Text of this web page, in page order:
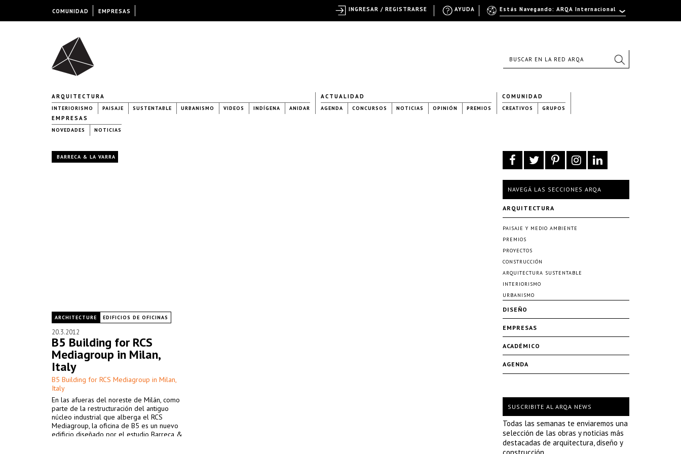
ARQUITECTURA
INTERIORISMO PAISAJE SUSTENTABLE URBANISMO VIDEOS INDÍGENA ANIDAR
ACTUALIDAD
AGENDA CONCURSOS NOTICIAS OPINIÓN PREMIOS
COMUNIDAD
CREATIVOS GRUPOS
EMPRESAS
NOVEDADES NOTICIAS
BARRECA & LA VARRA
ARCHITECTURE EDIFICIOS DE OFICINAS
20.3.2012
B5 Building for RCS
Mediagroup in Milan,
Italy
B5 Building for RCS Mediagroup in Milan,
Italy
En las afueras del noreste de Milán, como
parte de la restructuración del antiguo
núcleo industrial que alberga el RCS
Mediagroup, la oficina de B5 es un nuevo
edificio diseñado por el estudio Barreca &
NAVEGÁ LAS SECCIONES ARQA
ARQUITECTURA
PAISAJE Y MEDIO AMBIENTE
PREMIOS
PROYECTOS
CONSTRUCCIÓN
ARQUITECTURA SUSTENTABLE
INTERIORISMO
URBANISMO
DISEÑO
EMPRESAS
ACADÉMICO
AGENDA
SUSCRIBITE AL ARQA NEWS
Todas las semanas te enviaremos una
selección de las obras y noticias más
destacadas de arquitectura, diseño y
COMUNIDAD EMPRESAS Estás Navegando: ARQA Internacional
AYUDA
INGRESAR / REGISTRARSE